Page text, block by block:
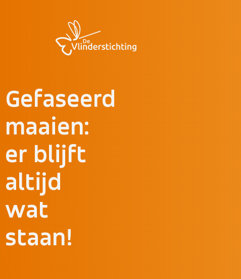
Gefaseerd
maaien:
er blijft
altijd
wat
staan!